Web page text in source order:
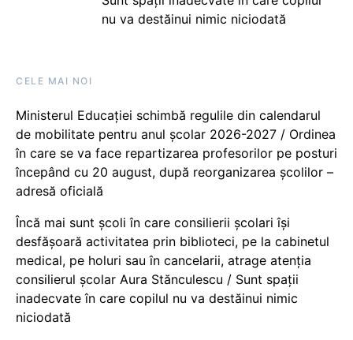
nu va destăinui nimic niciodată
CELE MAI NOI
Ministerul Educației schimbă regulile din calendarul
de mobilitate pentru anul școlar 2026-2027 / Ordinea
în care se va face repartizarea profesorilor pe posturi
începând cu 20 august, după reorganizarea școlilor –
adresă oficială
Încă mai sunt școli în care consilierii școlari își
desfășoară activitatea prin biblioteci, pe la cabinetul
medical, pe holuri sau în cancelarii, atrage atenția
consilierul școlar Aura Stănculescu / Sunt spații
inadecvate în care copilul nu va destăinui nimic
niciodată